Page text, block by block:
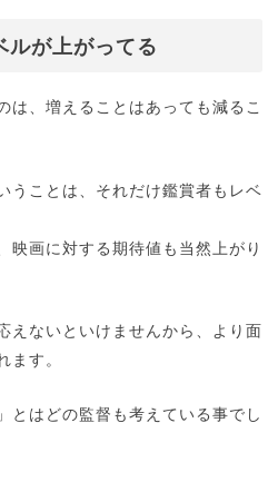
が上がってる
は、増えることはあっても減るこ
うことは、それだけ鑑賞者もレベ
映画に対する期待値も当然上がり
えないといけませんから、より面
ます。
とはどの監督も考えている事でし